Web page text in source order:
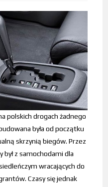
polskich drogach żadnego
była od początku
skrzynią biegów. Przez
z samochodami dla
wracających do
Czasy się jednak